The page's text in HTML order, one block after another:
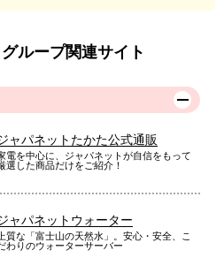
ループ関連サイト
ャパネットたかた公式通販
電を中心に、ジャパネットが自信をもって
選した商品だけをご紹介！
ャパネットウォーター
上質な「富士山の天然水」。安心・安全、こ
わりのウォーターサーバー